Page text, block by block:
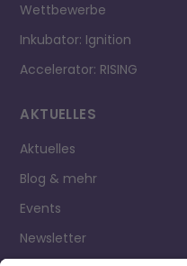
Wettbewerbe
Inkubator: Ignition
Accelerator: RISING
AKTUELLES
Aktuelles
Blog & mehr
Events
Newsletter